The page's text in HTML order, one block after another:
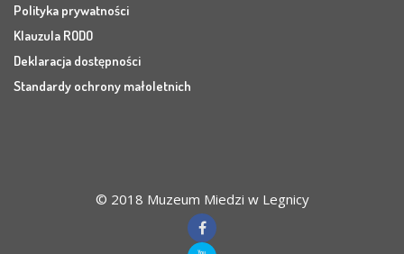
Polityka prywatności
Klauzula RODO
Deklaracja dostępności
Standardy ochrony małoletnich
© 2018 Muzeum Miedzi w Legnicy